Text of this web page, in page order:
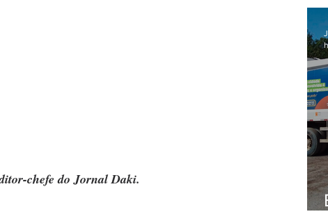
chefe do Jornal Daki.